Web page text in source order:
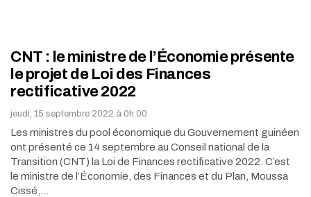
CNT : le ministre de l’Économie présente
le projet de Loi des Finances
rectificative 2022
jeudi, 15 septembre 2022 à 0h:00
Les ministres du pool économique du Gouvernement guinéen
ont présenté ce 14 septembre au Conseil national de la
Transition (CNT) la Loi de Finances rectificative 2022. C’est
le ministre de l’Économie, des Finances et du Plan, Moussa
Cissé,…